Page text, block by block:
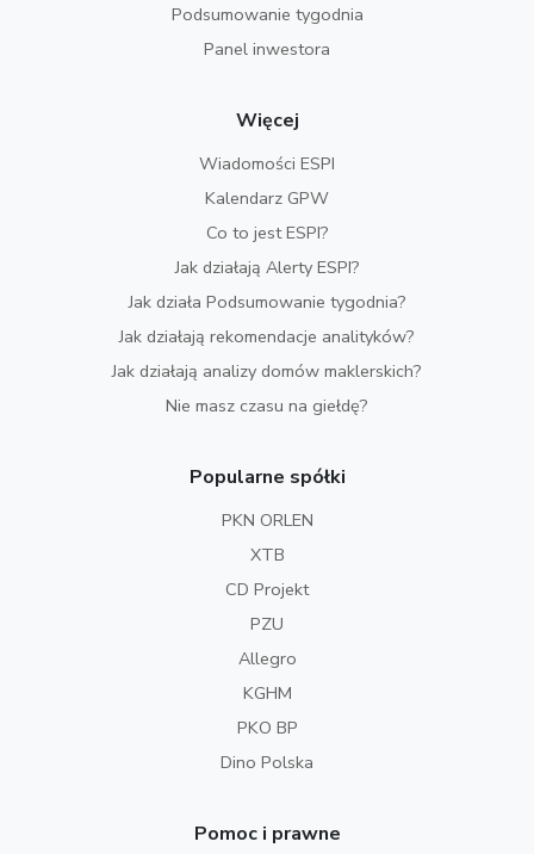
Podsumowanie tygodnia
Panel inwestora
Więcej
Wiadomości ESPI
Kalendarz GPW
Co to jest ESPI?
Jak działają Alerty ESPI?
Jak działa Podsumowanie tygodnia?
Jak działają rekomendacje analityków?
Jak działają analizy domów maklerskich?
Nie masz czasu na giełdę?
Popularne spółki
PKN ORLEN
XTB
CD Projekt
PZU
Allegro
KGHM
PKO BP
Dino Polska
Pomoc i prawne